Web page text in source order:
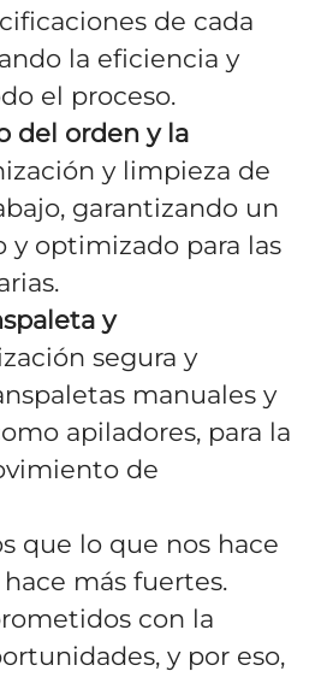
de cada
la eficiencia y
el proceso.
del orden y la
y limpieza de
garantizando un
y optimizado para las
y
segura y
manuales y
apiladores, para la
de
que lo que nos hace
más fuertes.
con la
y por eso,